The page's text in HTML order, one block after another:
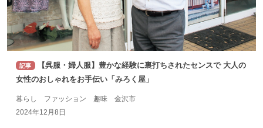
記事
【呉服・婦人服】豊かな経験に裏打ちされたセンスで 大人の
女性のおしゃれをお手伝い「みろく屋」
暮らし ファッション 趣味 金沢市
2024年12月8日